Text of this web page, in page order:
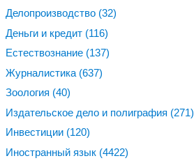
Делопроизводство (32)
Деньги и кредит (116)
Естествознание (137)
Журналистика (637)
Зоология (40)
Издательское дело и полиграфия (271)
Инвестиции (120)
Иностранный язык (4422)